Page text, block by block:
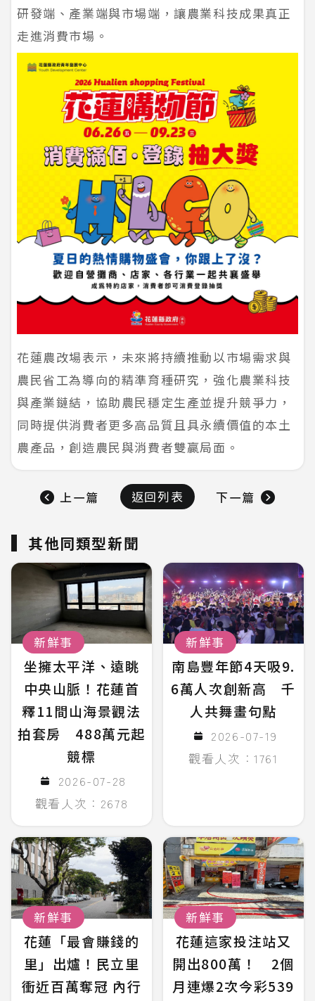
研發端、產業端與市場端，讓農業科技成果真正
走進消費市場。
花蓮農改場表示，未來將持續推動以市場需求與
農民省工為導向的精準育種研究，強化農業科技
與產業鏈結，協助農民穩定生產並提升競爭力，
同時提供消費者更多高品質且具永續價值的本土
農產品，創造農民與消費者雙贏局面。
上一篇 返回列表 下一篇
其他同類型新聞
新鮮事
坐擁太平洋、遠眺
中央山脈！花蓮首
釋11間山海景觀法
拍套房 488萬元起
競標
2026-07-28
觀看人次：2678
新鮮事
南島豐年節4天吸9.
6萬人次創新高 千
人共舞畫句點
2026-07-19
觀看人次：1761
新鮮事
花蓮「最會賺錢的
里」出爐！民立里
衝近百萬奪冠 內行
新鮮事
花蓮這家投注站又
開出800萬！ 2個
月連爆2次今彩539